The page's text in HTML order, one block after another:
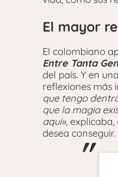
El mayor
El colombiano
Entre Tanta
del país. Y en
reflexiones más
que tengo
que la magia
aquí»,
desea conseguir.